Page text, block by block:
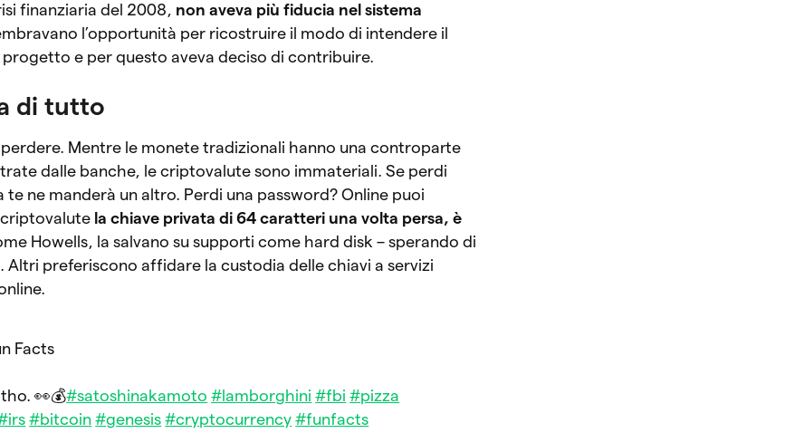
finanziaria del 2008, non aveva più fiducia nel sistema
l’opportunità per ricostruire il modo di intendere il
e per questo aveva deciso di contribuire.
di tutto
perdere. Mentre le monete tradizionali hanno una controparte
dalle banche, le criptovalute sono immateriali. Se perdi
te ne manderà un altro. Perdi una password? Online puoi
la chiave privata di 64 caratteri una volta persa, è
Howells, la salvano su supporti come hard disk – sperando di
Altri preferiscono affidare la custodia delle chiavi a servizi
Facts
👀💰#satoshinakamoto #lamborghini #fbi #pizza
#bitcoin #genesis #cryptocurrency #funfacts